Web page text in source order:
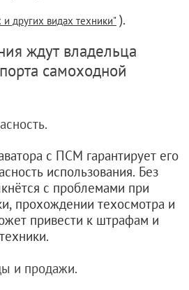
других видах техники" ).
ждут владельца
самоходной
с ПСМ гарантирует его
использования. Без
с проблемами при
прохождении техосмотра и
привести к штрафам и
и продажи.